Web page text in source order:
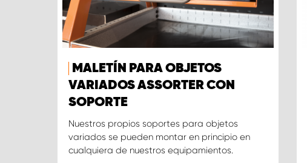
MALETÍN PARA OBJETOS
VARIADOS ASSORTER CON
SOPORTE
Nuestros propios soportes para objetos
variados se pueden montar en principio en
cualquiera de nuestros equipamientos.